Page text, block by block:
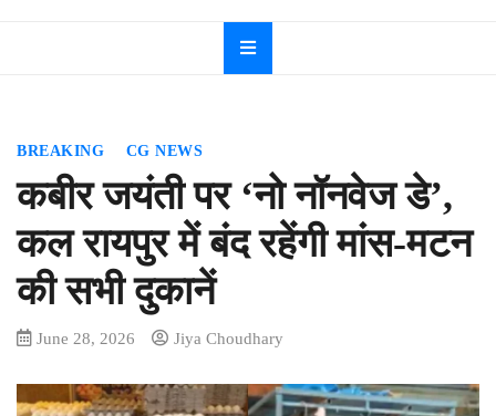
Dainik
Chhattisgarh
watch
BREAKING CG NEWS
कबीर जयंती पर ‘नो नॉनवेज डे’,
कल रायपुर में बंद रहेंगी मांस-मटन
की सभी दुकानें
June 28, 2026 Jiya Choudhary